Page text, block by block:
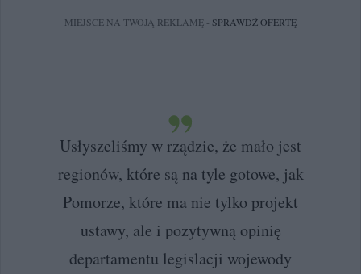
MIEJSCE NA TWOJĄ REKLAMĘ - SPRAWDŹ OFERTĘ
Usłyszeliśmy w rządzie, że mało jest
regionów, które są na tyle gotowe, jak
Pomorze, które ma nie tylko projekt
ustawy, ale i pozytywną opinię
departamentu legislacji wojewody